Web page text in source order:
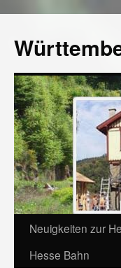
Neuigkeiten zur
Hesse Bahn